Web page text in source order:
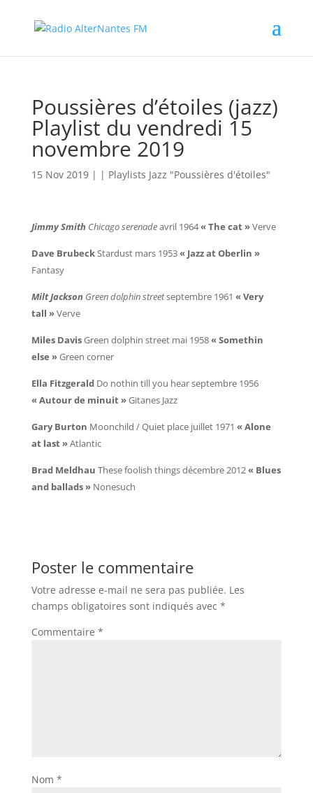
Poussières d’étoiles (jazz)
Playlist du vendredi 15
novembre 2019
15 Nov 2019| | Playlists Jazz "Poussières d'étoiles"
Jimmy Smith Chicago serenadeavril 1964« The cat »Verve
Dave BrubeckStardust mars 1953« Jazz at Oberlin »
Fantasy
Milt Jackson Green dolphin streetseptembre 1961 « Very
tall »Verve
Miles DavisGreen dolphin street mai 1958« Somethin
else »Green corner
Ella Fitzgerald Do nothin till you hear septembre 1956
« Autour de minuit »Gitanes Jazz
Gary Burton Moonchild / Quiet place juillet 1971 « Alone
at last »Atlantic
Brad Meldhau These foolish things décembre 2012« Blues
and ballads »Nonesuch
Poster le commentaire
Votre adresse e-mail ne sera pas publiée. Les
champs obligatoires sont indiqués avec *
Commentaire *
Nom *